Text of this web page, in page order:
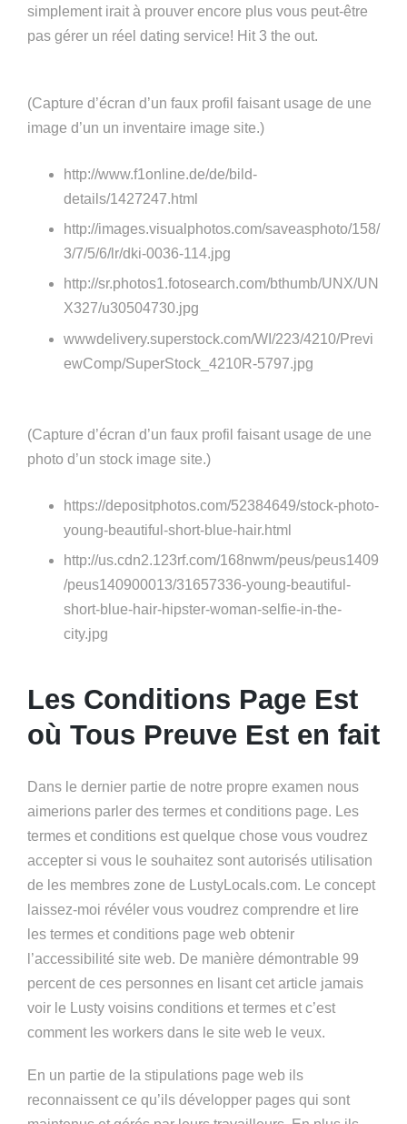
simplement irait à prouver encore plus vous peut-être
pas gérer un réel dating service! Hit 3 the out.
(Capture d’écran d’un faux profil faisant usage de une
image d’un un inventaire image site.)
http://www.f1online.de/de/bild-
details/1427247.html
http://images.visualphotos.com/saveasphoto/158/
3/7/5/6/lr/dki-0036-114.jpg
http://sr.photos1.fotosearch.com/bthumb/UNX/UN
X327/u30504730.jpg
wwwdelivery.superstock.com/WI/223/4210/Previ
ewComp/SuperStock_4210R-5797.jpg
(Capture d’écran d’un faux profil faisant usage de une
photo d’un stock image site.)
https://depositphotos.com/52384649/stock-photo-
young-beautiful-short-blue-hair.html
http://us.cdn2.123rf.com/168nwm/peus/peus1409
/peus140900013/31657336-young-beautiful-
short-blue-hair-hipster-woman-selfie-in-the-
city.jpg
Les Conditions Page Est
où Tous Preuve Est en fait
Dans le dernier partie de notre propre examen nous
aimerions parler des termes et conditions page. Les
termes et conditions est quelque chose vous voudrez
accepter si vous le souhaitez sont autorisés utilisation
de les membres zone de LustyLocals.com. Le concept
laissez-moi révéler vous voudrez comprendre et lire
les termes et conditions page web obtenir
l’accessibilité site web. De manière démontrable 99
percent de ces personnes en lisant cet article jamais
voir le Lusty voisins conditions et termes et c’est
comment les workers dans le site web le veux.
En un partie de la stipulations page web ils
reconnaissent ce qu’ils développer pages qui sont